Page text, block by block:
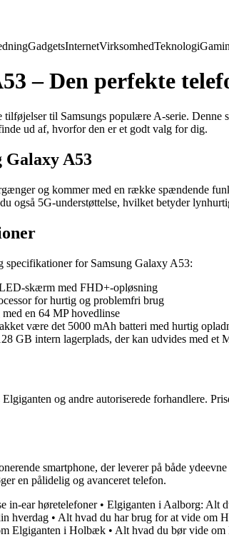
GadgetsInternetVirksomhedTeknologi
– Den perfekte
tilføjelser til Samsungs populære A-serie.
ud af, hvorfor den er et godt valg for dig.
A53
og kommer med en række spændende
også 5G-understøttelse, hvilket betyder
for Samsung Galaxy A53:
skærm med FHD+-opløsning
for hurtig og problemfri brug
en 64 MP hovedlinse
være det 5000 mAh batteri med hurtig
GB intern lagerplads, der kan udvides med et
og andre autoriserede forhandlere.
smartphone, der leverer på både
en pålidelig og avanceret telefon.
in-ear høretelefoner• Elgiganten i Aalborg: Alt
hverdag • Alt hvad du har brug for at vide om
Elgiganten i Holbæk • Alt hvad du bør vide